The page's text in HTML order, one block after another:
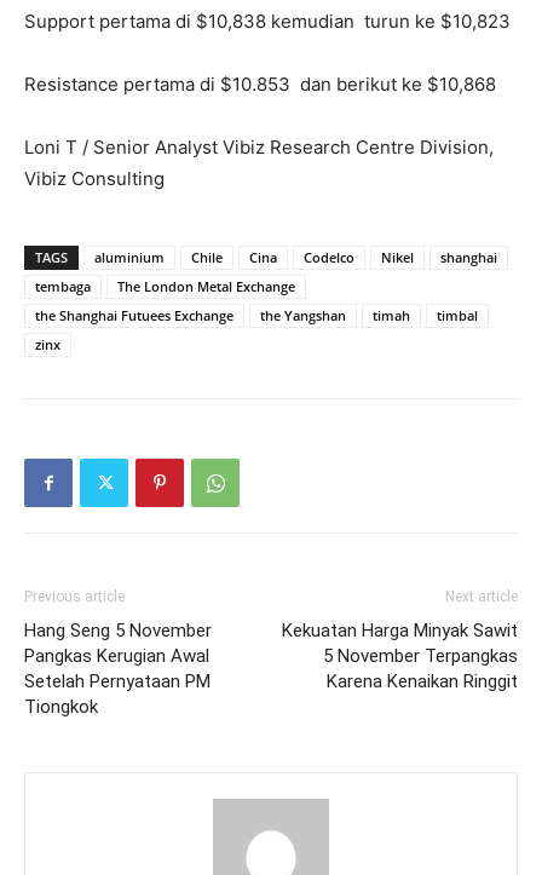
Support pertama di $10,838 kemudian turun ke $10,823
Resistance pertama di $10.853 dan berikut ke $10,868
Loni T / Senior Analyst Vibiz Research Centre Division,
Vibiz Consulting
TAGS aluminium Chile Cina Codelco Nikel
shanghai
tembaga
The London Metal Exchange
the Shanghai Futuees Exchange
the Yangshan timah
timbal
zinx
Previous article
Hang Seng 5 November
Pangkas Kerugian Awal
Setelah Pernyataan PM
Tiongkok
Next article
Kekuatan Harga Minyak Sawit
5 November Terpangkas
Karena Kenaikan Ringgit